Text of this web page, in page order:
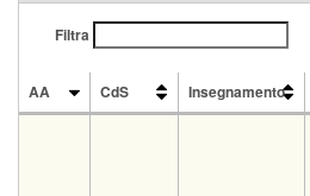
Filtra
AA CdS Insegnamento